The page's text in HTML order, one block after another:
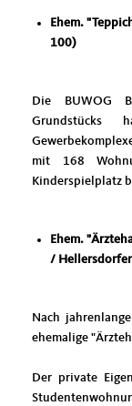
Ehem.
100)
Die BUWOG
mit 168
Kinderspielplatz
Ehem.
/
Nach
ehemalige
Der private